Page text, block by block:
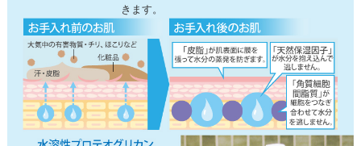
きます。